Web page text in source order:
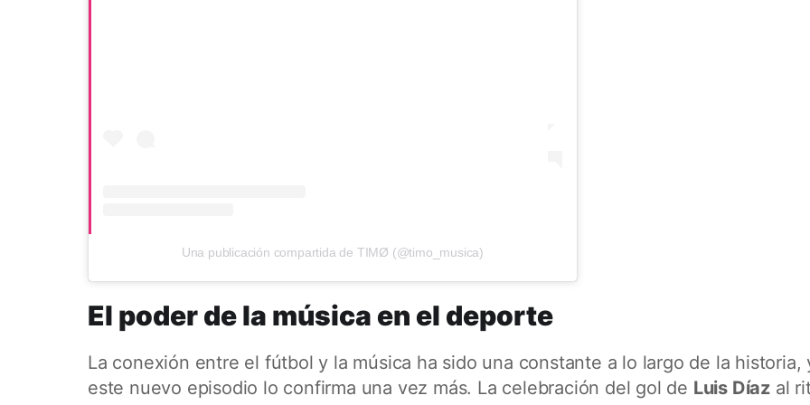
Una publicación compartida de TIMØ (@timo_musica)
El poder de la música en el deporte
La conexión entre el fútbol y la música ha sido una constante a lo largo de la historia,
este nuevo episodio lo confirma una vez más. La celebración del gol de Luis Díaz al